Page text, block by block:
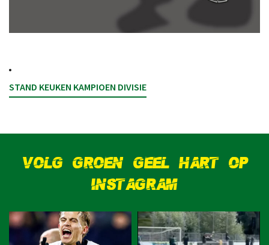
STAND KEUKEN KAMPIOEN DIVISIE
VOLG GROEN GEEL HART OP
INSTAGRAM